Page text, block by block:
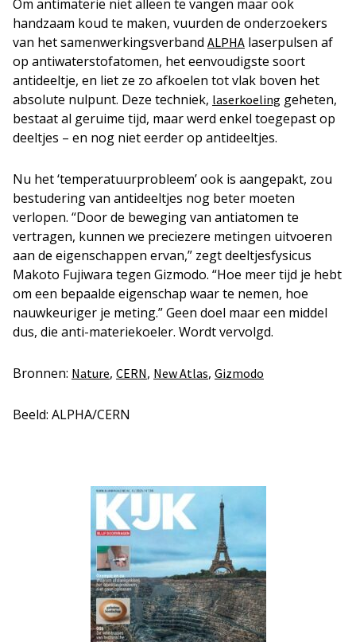
Om antimaterie niet alleen te vangen maar ook
handzaam koud te maken, vuurden de onderzoekers
van het samenwerkingsverband ALPHA laserpulsen af
op antiwaterstofatomen, het eenvoudigste soort
antideeltje, en liet ze zo afkoelen tot vlak boven het
absolute nulpunt. Deze techniek, laserkoeling geheten,
bestaat al geruime tijd, maar werd enkel toegepast op
deeltjes – en nog niet eerder op antideeltjes.
Nu het ‘temperatuurprobleem’ ook is aangepakt, zou
bestudering van antideeltjes nog beter moeten
verlopen. “Door de beweging van antiatomen te
vertragen, kunnen we preciezere metingen uitvoeren
aan de eigenschappen ervan,” zegt deeltjesfysicus
Makoto Fujiwara tegen Gizmodo. “Hoe meer tijd je hebt
om een bepaalde eigenschap waar te nemen, hoe
nauwkeuriger je meting.” Geen doel maar een middel
dus, die anti-materiekoeler. Wordt vervolgd.
Bronnen: Nature, CERN, New Atlas, Gizmodo
Beeld: ALPHA/CERN